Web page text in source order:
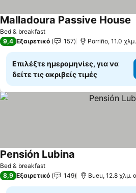
Bed & breakfast
Malladoura Passive House
9,4 Εξαιρετικό 157 Porriño, 11.0
Επιλέξτε ημερομηνίες, για να
δείτε τις ακριβείς τιμές
Bed & breakfast
Pensión Lubina
8,9 Εξαιρετικό 149 Bueu, 12.8 χλμ.